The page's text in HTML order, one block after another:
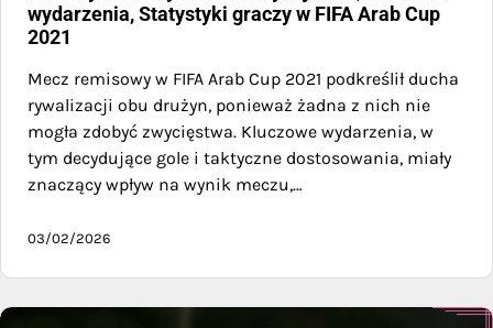
wydarzenia, Statystyki graczy w FIFA Arab Cup
2021
Mecz remisowy w FIFA Arab Cup 2021 podkreślił ducha
rywalizacji obu drużyn, ponieważ żadna z nich nie
mogła zdobyć zwycięstwa. Kluczowe wydarzenia, w
tym decydujące gole i taktyczne dostosowania, miały
znaczący wpływ na wynik meczu,…
03/02/2026